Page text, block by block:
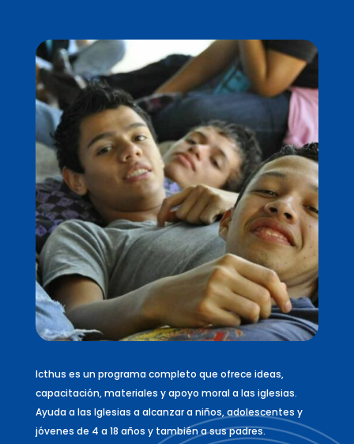
Icthus es un programa completo que ofrece ideas,
capacitación, materiales y apoyo moral a las iglesias.
Ayuda a las Iglesias a alcanzar a niños, adolescentes y
jóvenes de 4 a 18 años y también a sus padres.